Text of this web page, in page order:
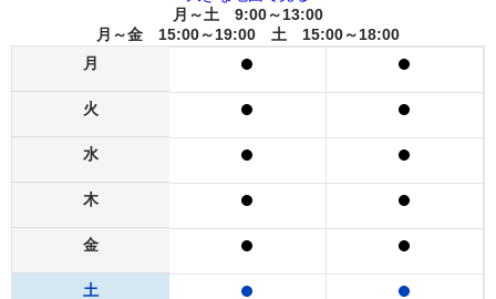
月～土 9:00～13:00
月～金 15:00～19:00 土 15:00～18:00
月
火
水
木
金
土